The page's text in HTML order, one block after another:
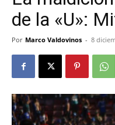
de la «U»:
Por Marco Valdovinos - 8